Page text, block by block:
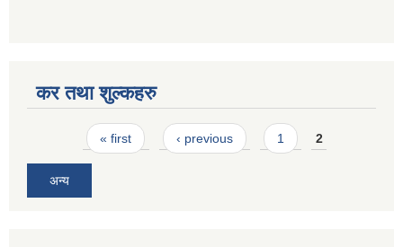
कर तथा शुल्कहरु
Pages« first ‹ previous 1 2
अन्य